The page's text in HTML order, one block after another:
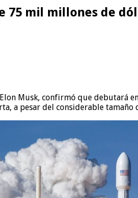
75 mil millones de
Musk, confirmó que
a pesar del considerable tamaño